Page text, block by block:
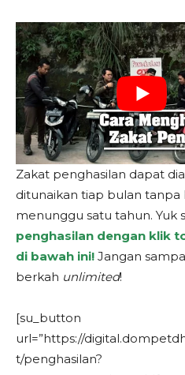
Zakat penghasilan dapat
ditunaikan tiap bulan tanpa
menunggu satu tahun. Yuk
penghasilan dengan klik
di bawah ini! Jangan
berkah unlimited!
[su_button
url=”https://
t/penghasilan?